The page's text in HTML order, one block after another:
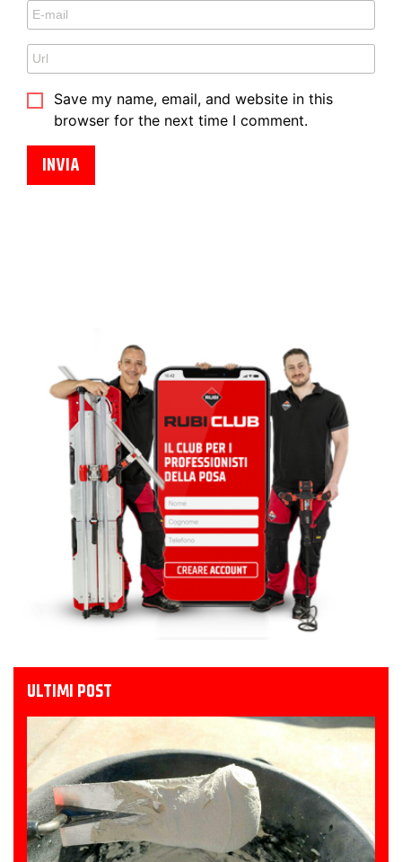
Save my name, email, and website in this
browser for the next time I comment.
ULTIMI POST